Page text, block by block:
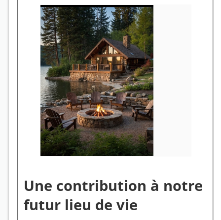
Une contribution à notre
futur lieu de vie